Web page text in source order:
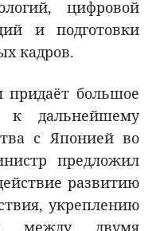
цифровой
и подготовки
кадров.
придаёт большое
к дальнейшему
с Японией во
предложил
развитию
укреплению
между двумя